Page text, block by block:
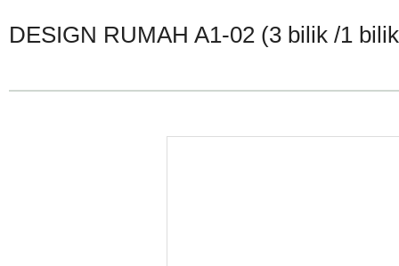
DESIGN RUMAH A1-02 (3 bilik /1